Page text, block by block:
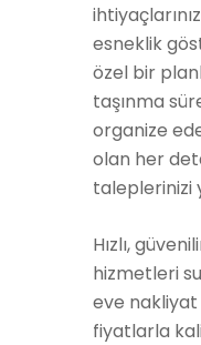
esneklik
özel bir
taşınma
organize
olan her
taleplerinizi
Hızlı,
hizmetleri
eve
fiyatlarla